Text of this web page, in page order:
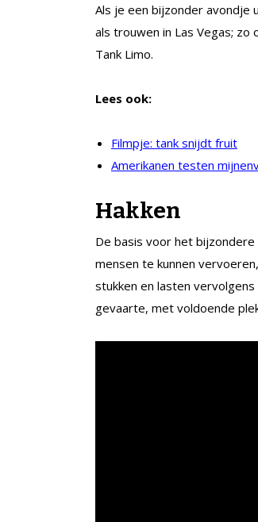
Als je een bijzonder avondje
als trouwen in Las Vegas;
Tank Limo.
Lees ook:
Filmpje: tank snijdt fruit
Amerikanen testen
Hakken
De basis voor het
mensen te kunnen
stukken en lasten
gevaarte, met voldoende